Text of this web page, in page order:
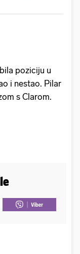
poziciju u
i nestao. Pilar
s Clarom.